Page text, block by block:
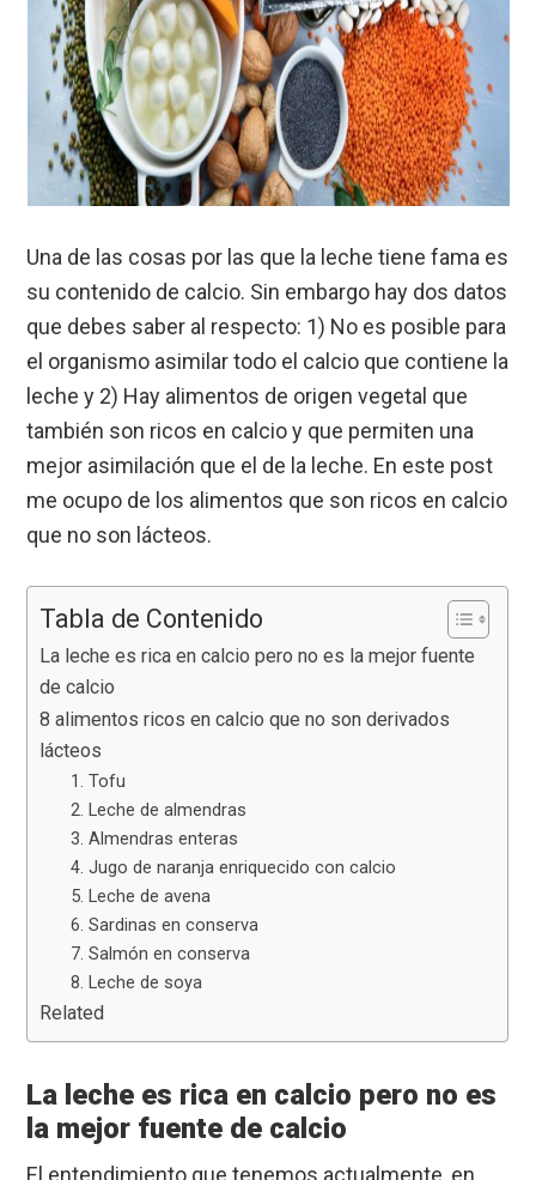
Una de las cosas por las que la leche tiene fama es
su contenido de calcio. Sin embargo hay dos datos
que debes saber al respecto: 1) No es posible para
el organismo asimilar todo el calcio que contiene la
leche y 2) Hay alimentos de origen vegetal que
también son ricos en calcio y que permiten una
mejor asimilación que el de la leche. En este post
me ocupo de los alimentos que son ricos en calcio
que no son lácteos.
Tabla de Contenido
La leche es rica en calcio pero no es la mejor fuente
de calcio
8 alimentos ricos en calcio que no son derivados
lácteos
1. Tofu
2. Leche de almendras
3. Almendras enteras
4. Jugo de naranja enriquecido con calcio
5. Leche de avena
6. Sardinas en conserva
7. Salmón en conserva
8. Leche de soya
Related
La leche es rica en calcio pero no es
la mejor fuente de calcio